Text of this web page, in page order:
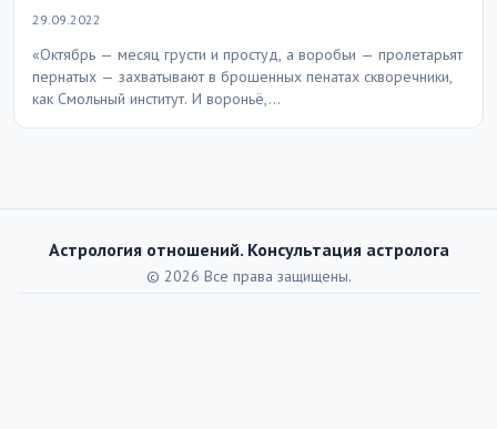
29.09.2022
«Октябрь — месяц грусти и простуд, а воробьи — пролетарьят
пернатых — захватывают в брошенных пенатах скворечники,
как Смольный институт. И вороньё,…
Астрология отношений. Консультация астролога
© 2026 Все права защищены.